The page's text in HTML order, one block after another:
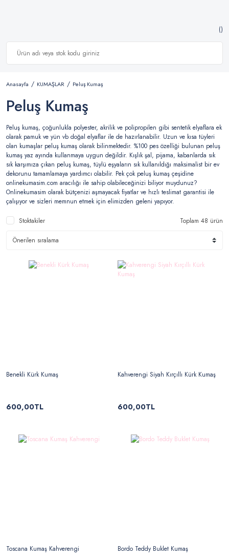
Anasayfa KUMAŞLAR Peluş Kumaş
Peluş Kumaş
Peluş kumaş, çoğunlukla polyester, akrilik ve polipropilen gibi sentetik elyaflara ek
olarak pamuk ve yün vb doğal elyaflar ile de hazırlanabilir. Uzun ve kısa tüyleri
olan kumaşlar peluş kumaş olarak bilinmektedir. %100 pes özelliği bulunan peluş
kumaş yaz ayında kullanmaya uygun değildir. Kışlık şal, pijama, kabanlarda sık
sık karşımıza çıkan peluş kumaş, tüylü eşyaların sık kullanıldığı maksimalist bir ev
dekorunu tamamlamaya yardımcı olabilir. Pek çok peluş kumaş çeşidine
onlinekumasim.com aracılığı ile sahip olabileceğinizi biliyor muydunuz?
Onlinekumasim olarak bütçenizi aşmayacak fiyatlar ve hızlı teslimat garantisi ile
çalışıyor ve sizleri memnun etmek için elimizden geleni yapıyor.
Stoktakiler Toplam 48 ürün
Benekli Kürk Kumaş
600,00TL
Kahverengi Siyah Kırçıllı Kürk Kumaş
600,00TL
Toscana Kumaş Kahverengi Bordo Teddy Buklet Kumaş